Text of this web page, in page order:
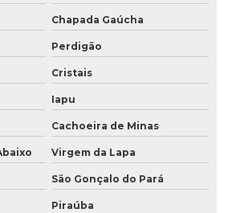
campo de futebol
campo de golfe
para obras
Chapada Gaúcha
Perdigão
Cristais
Iapu
Cachoeira de Minas
Virgem da Lapa
São Gonçalo do Pará
Piraúba